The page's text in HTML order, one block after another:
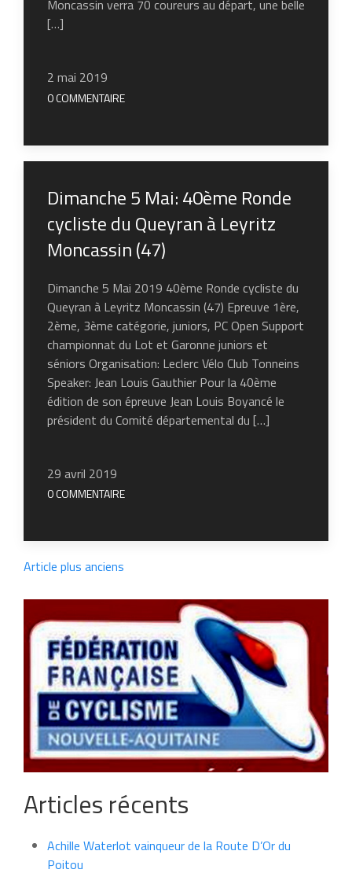
Moncassin verra 70 coureurs au départ, une belle
[…]
2 mai 2019
0 COMMENTAIRE
Dimanche 5 Mai: 40ème Ronde
cycliste du Queyran à Leyritz
Moncassin (47)
Dimanche 5 Mai 2019 40ème Ronde cycliste du
Queyran à Leyritz Moncassin (47) Epreuve 1ère,
2ème, 3ème catégorie, juniors, PC Open Support
championnat du Lot et Garonne juniors et
séniors Organisation: Leclerc Vélo Club Tonneins
Speaker: Jean Louis Gauthier Pour la 40ème
édition de son épreuve Jean Louis Boyancé le
président du Comité départemental du […]
29 avril 2019
0 COMMENTAIRE
Article plus anciens
Articles récents
Achille Waterlot vainqueur de la Route D’Or du
Poitou